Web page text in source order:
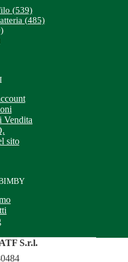
(539)
(485)
Vendita
sito
ATF S.r.l.